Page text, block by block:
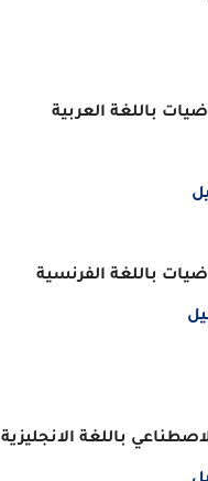
باللغة العربية
باللغة الفرنسية
باللغة الانجليزية